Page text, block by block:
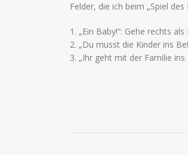
Felder, die ich beim „Spiel des
1. „Ein Baby!“: Gehe rechts
2. „Du musst die Kinder ins
3. „Ihr geht mit der Familie